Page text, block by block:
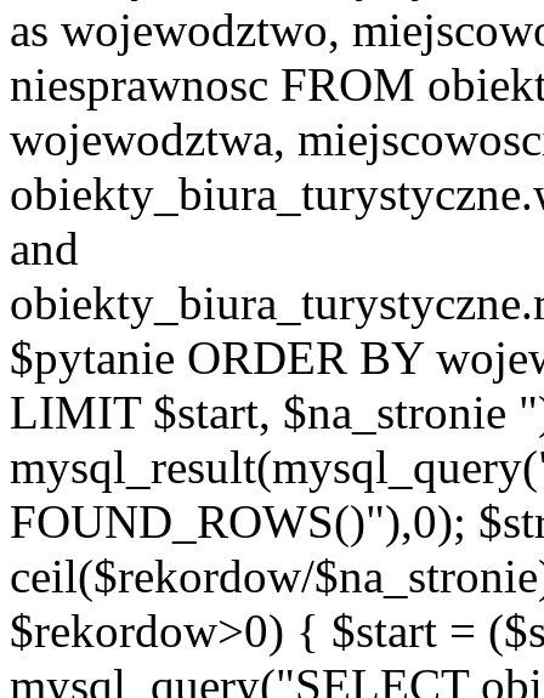
as wojewodztwo,
niesprawnosc FROM
wojewodztwa,
and
$pytanie ORDER BY
LIMIT $start, $na_stronie
FOUND_ROWS()"),0);
ceil($rekordow/
$rekordow>0) { $start =
mysql_query("SELECT